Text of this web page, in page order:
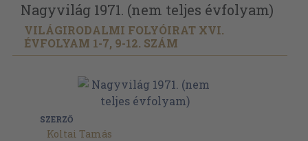
Nagyvilág 1971. (nem teljes évfolyam)
VILÁGIRODALMI FOLYÓIRAT XVI.
ÉVFOLYAM 1-7, 9-12. SZÁM
SZERZŐ
Koltai Tamás